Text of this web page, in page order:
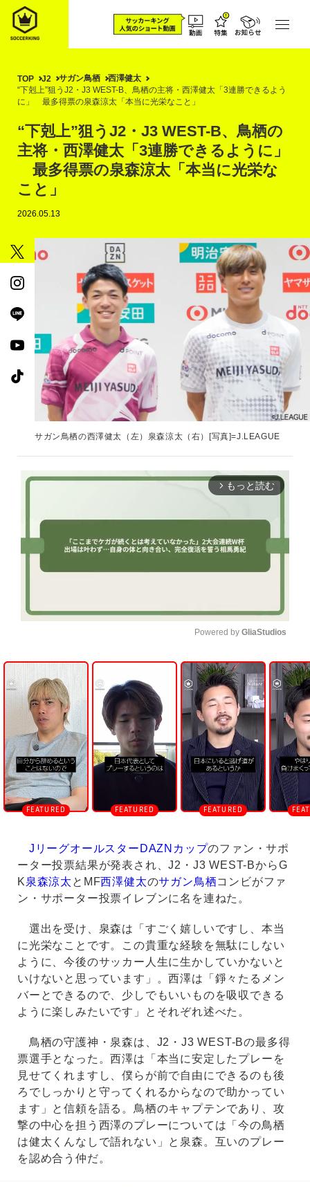
TOP J2 サガン鳥栖
西澤健太
“下剋上”狙うJ2・J3 WEST-B、鳥栖の主将・西澤健太「3連勝できるよう
に」 最多得票の泉森涼太「本当に光栄なこと」
“下剋上”狙うJ2・J3 WEST-B、鳥栖の
主将・西澤健太「3連勝できるように」
最多得票の泉森涼太「本当に光栄な
こと」
2026.05.13
サガン鳥栖の西澤健太（左）泉森涼太（右）[写真]=J.LEAGUE
arrow_forward_ios もっと読む
U
n
m
u
t
e
Powered by GliaStudios
JリーグオールスターDAZNカップのファン・サポ
ーター投票結果が発表され、J2・J3 WEST-BからG
K泉森涼太 とMF西澤健太のサガン鳥栖コンビがファ
ン・サポーター投票イレブンに名を連ねた。
選出を受け、泉森は「すごく嬉しいですし、本当
に光栄なことです。この貴重な経験を無駄にしない
ように、今後のサッカー人生に生かしていかないと
いけないと思っています」。西澤は「錚々たるメン
バーとできるので、少しでもいいものを吸収できる
ように楽しみたいです」とそれぞれ述べた。
鳥栖の守護神・泉森は、J2・J3 WEST-Bの最多得
票選手となった。西澤は「本当に安定したプレーを
見せてくれますし、僕らが前で自由にできるのも後
ろでしっかりと守ってくれるからなので助かってい
ます」と信頼を語る。鳥栖のキャプテンであり、攻
撃の中心を担う西澤のプレーについては「今の鳥栖
は健太くんなしで語れない」と泉森。互いのプレー
を認め合う仲だ。